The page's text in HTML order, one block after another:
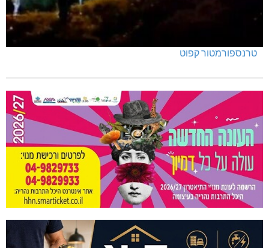
טרנספורמטור קפוט